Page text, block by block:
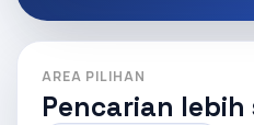
AREA PILIHAN
Pencarian lebih